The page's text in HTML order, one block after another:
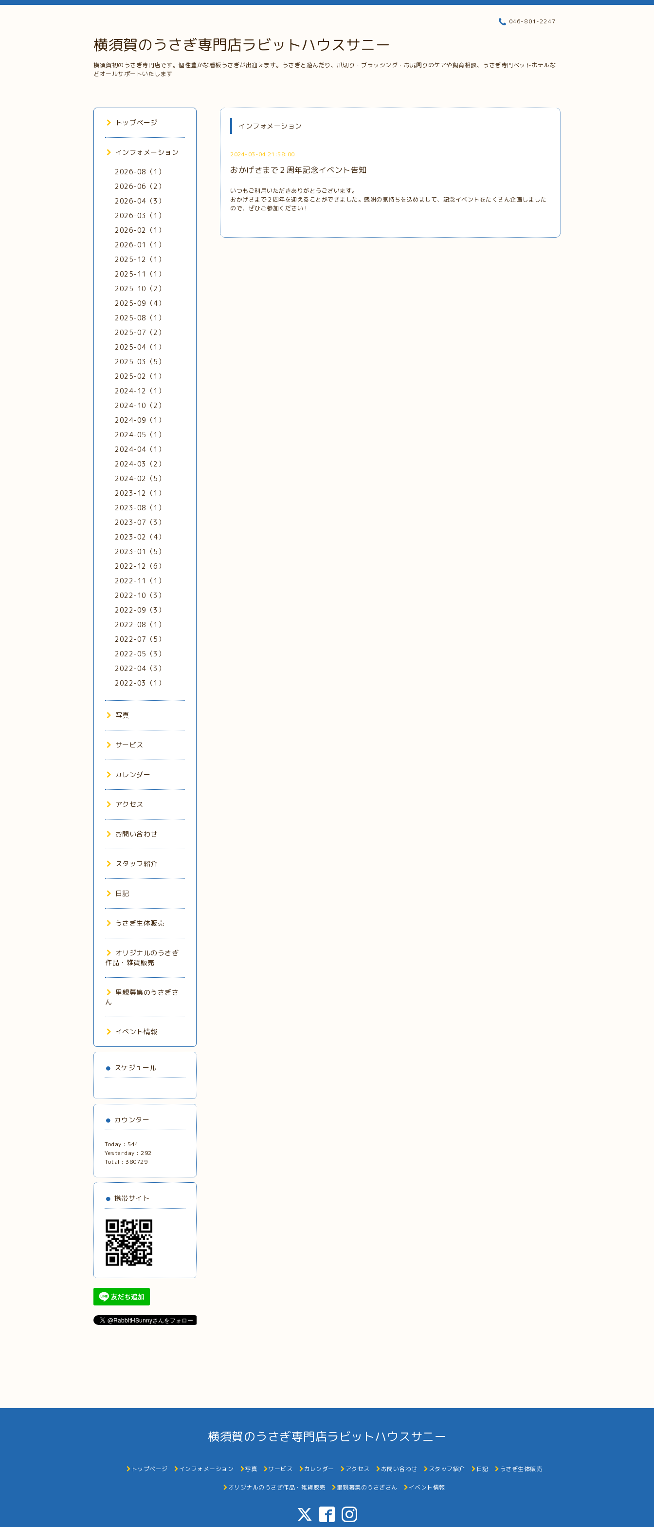
横須賀のうさぎ専門店ラビットハウスサニー
横須賀初のうさぎ専門店です。個性豊かな看板うさぎが出迎えます。うさぎと遊んだり、爪切り・ブラッシング・お尻周りのケアや飼育相談、うさぎ専門ペットホテルな
どオールサポートいたします
046-801-2247
インフォメーション
2024-03-04 21:58:00
おかげさまで２周年記念イベント告知
いつもご利用いただきありがとうございます。
おかげさまで２周年を迎えることができました。感謝の気持ちを込めまして、記念イベントをたくさん企画しました
ので、ぜひご参加ください！
トップページ
インフォメーション
2026-08（1）
2026-06（2）
2026-04（3）
2026-03（1）
2026-02（1）
2026-01（1）
2025-12（1）
2025-11（1）
2025-10（2）
2025-09（4）
2025-08（1）
2025-07（2）
2025-04（1）
2025-03（5）
2025-02（1）
2024-12（1）
2024-10（2）
2024-09（1）
2024-05（1）
2024-04（1）
2024-03（2）
2024-02（5）
2023-12（1）
2023-08（1）
2023-07（3）
2023-02（4）
2023-01（5）
2022-12（6）
2022-11（1）
2022-10（3）
2022-09（3）
2022-08（1）
2022-07（5）
2022-05（3）
2022-04（3）
2022-03（1）
写真
サービス
カレンダー
アクセス
お問い合わせ
スタッフ紹介
日記
うさぎ生体販売
オリジナルのうさぎ
作品・雑貨販売
里親募集のうさぎさ
ん
イベント情報
スケジュール
カウンター
Today : 544
Yesterday : 292
Total : 380729
携帯サイト
横須賀のうさぎ専門店ラビットハウスサニー
トップページ インフォメーション 写真 サービス カレンダー アクセス お問い合わせ スタッフ紹介 日記 うさぎ生体販売
オリジナルのうさぎ作品・雑貨販売 里親募集のうさぎさん イベント情報